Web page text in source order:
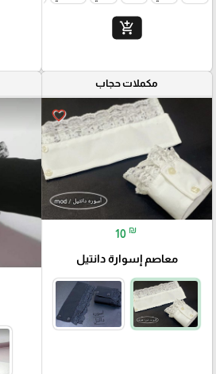
add_shopping_cart
مكملات حجاب
favorite_border
10 ₪
معاصم إسوارة دانتيل